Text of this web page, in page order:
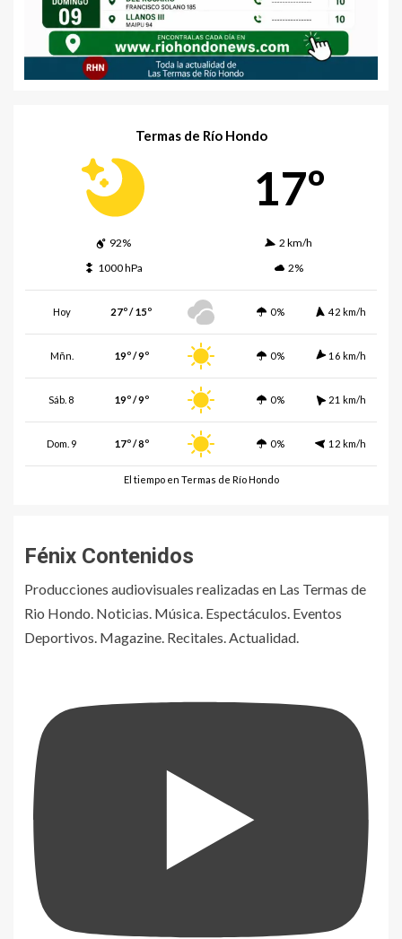
Termas de Río Hondo
17º
92%
2 km/h
1000 hPa
2%
Hoy 27º / 15º 0% 42 km/h
Mñn. 19º / 9º 0% 16 km/h
Sáb. 8 19º / 9º 0% 21 km/h
Dom. 9 17º / 8º 0% 12 km/h
El tiempo en Termas de Río Hondo
Fénix Contenidos
Producciones audiovisuales realizadas en Las Termas de
Rio Hondo. Noticias. Música. Espectáculos. Eventos
Deportivos. Magazine. Recitales. Actualidad.